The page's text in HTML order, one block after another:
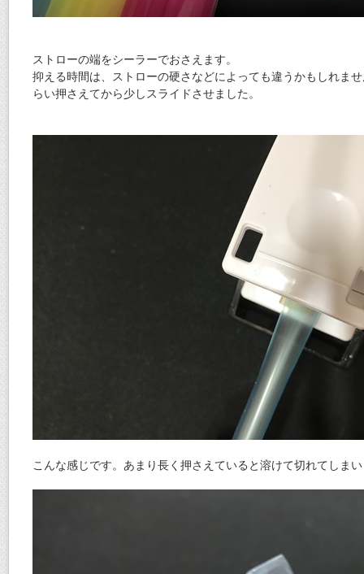
ストローの端をシーラーでおさえます。
抑える時間は、ストローの硬さなどによっても違うかもしれま
らい押さえてから少しスライドさせました。
こんな感じです。あまり長く押さえていると溶けて切れてしま